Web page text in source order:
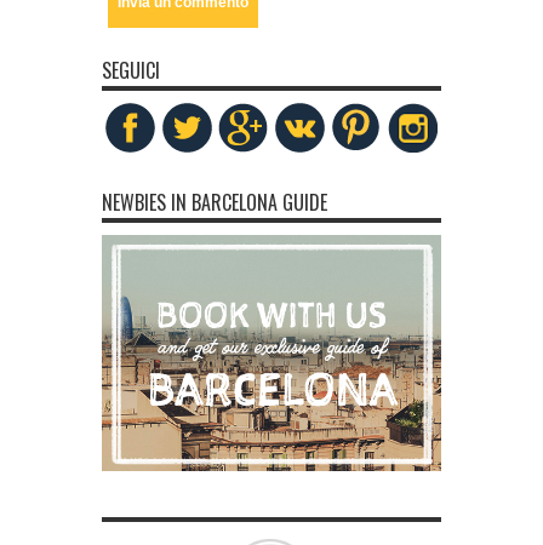
SEGUICI
NEWBIES IN BARCELONA GUIDE